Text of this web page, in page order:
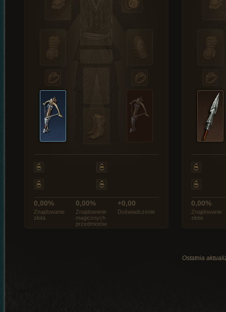
0,00%
Znajdowanie
złota
0,00%
Znajdowanie
magicznych
przedmiotów
+0,00
Doświadczenie
0,00%
Znajdowanie
złota
Ostatnia